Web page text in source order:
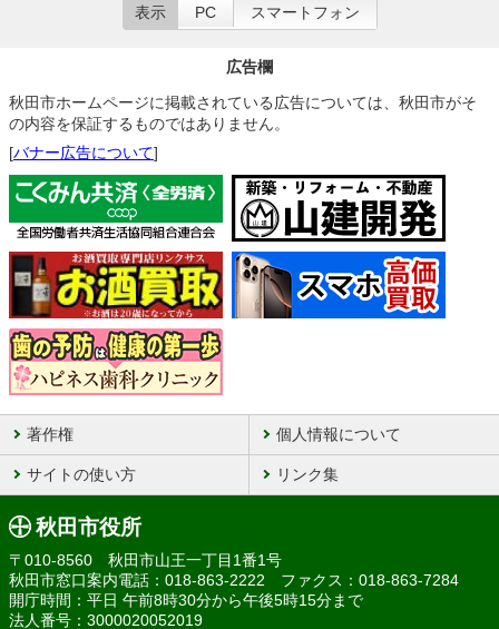
表示 PC スマートフォン
広告欄
秋田市ホームページに掲載されている広告については、秋田市がそ
の内容を保証するものではありません。
[バナー広告について]
著作権 個人情報について
サイトの使い方 リンク集
秋田市役所
〒010-8560 秋田市山王一丁目1番1号
秋田市窓口案内電話：018-863-2222 ファクス：018-863-7284
開庁時間：平日 午前8時30分から午後5時15分まで
法人番号：3000020052019